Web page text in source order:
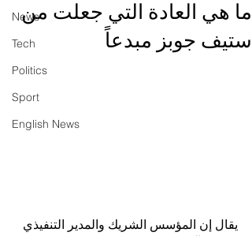
News
Tech
Politics
Sport
English News
ما هي العادة التي جعلت من
ستيف جوبز مبدعاً
يقال إن المؤسس الشريك والمدير التنفيذي